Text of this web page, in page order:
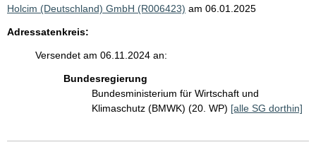
Holcim (Deutschland) GmbH (R006423) am 06.01.2025
Adressatenkreis:
Versendet am 06.11.2024 an:
Bundesregierung
Bundesministerium für Wirtschaft und
Klimaschutz (BMWK) (20. WP) [alle SG dorthin]